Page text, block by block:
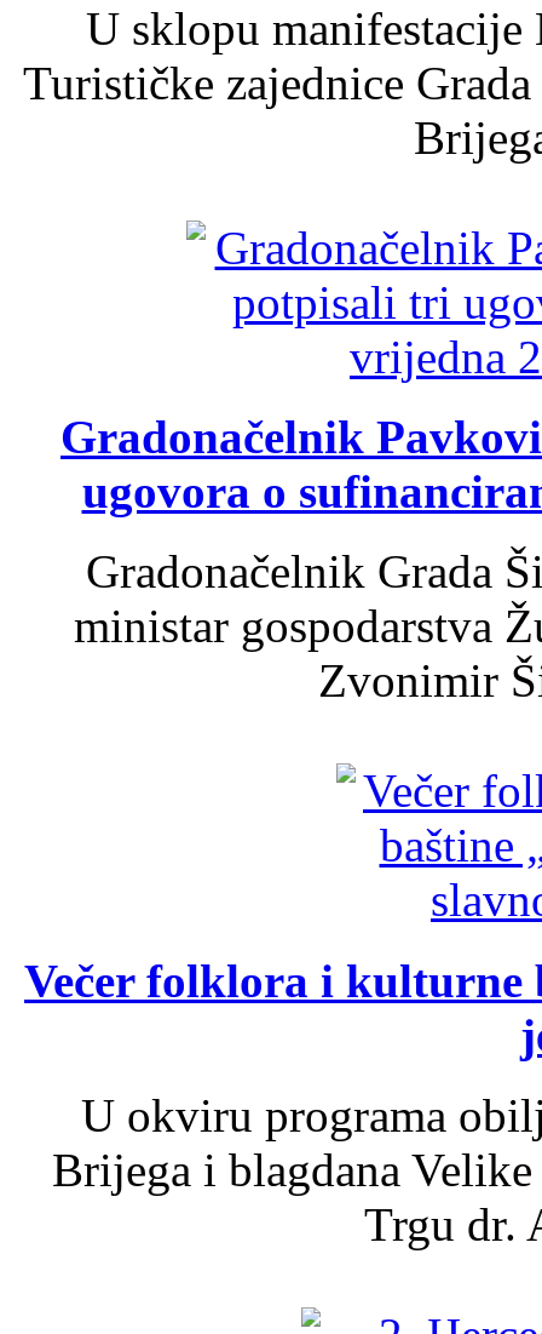
U sklopu
Turističke zajednice
Gradonačelnik
ugovora o
Gradonačelnik Grada
ministar gospodarstva
Zvonimir
Večer folklora i kulturne
U okviru programa
Brijega i blagdana
Trgu dr.